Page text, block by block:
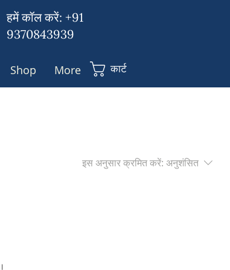
हमें कॉल करें: +91
9370843939
कार्ट
Shop More
इस अनुसार क्रमित करें: अनुशंसित